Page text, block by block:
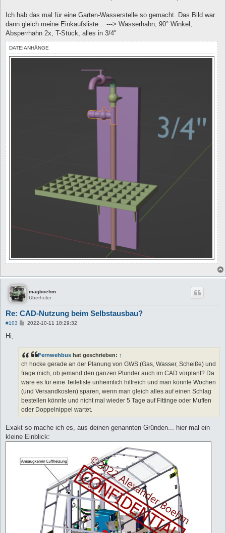
Ich hab das mal für eine Garten-Wasserstelle so gemacht. Das Bild war
dann gleich meine Einkaufsliste... ---> Wasserhahn, 90° Winkel,
Absperrhahn 2x, T-Stück, alles in 3/4"
DATEIANHÄNGE
magboehm
Überholer
Re: CAD-Nutzung beim Selbstausbau?
#103
B
r
a
g
2022-10-11 18:29:32
Hi,
Fernwehbus hat geschrieben: ↑
ch hocke gerade an der Planung von GWS (Gas, Wasser, Scheiße) und
frage mich, ob jemand den ganzen Plunder auch im CAD vorplant? Da
wäre es für eine Teileliste unheimlich hilfreich und man könnte Wochen
(und Versandkosten) sparen, wenn man gleich alles auf einen Schlag
bestellen könnte und nicht mal wieder 5 Tage auf Fittinge oder Muffen
oder Doppelnippel wartet.
Exakt so mache ich es, aus deinen genannten Gründen... hier mal ein
kleine Einblick: